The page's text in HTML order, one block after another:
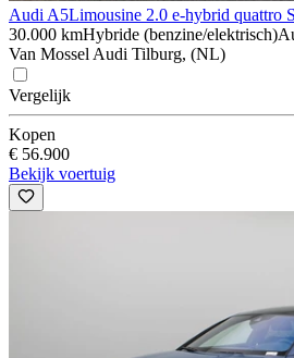
Audi A5Limousine 2.0 e-hybrid quattro
30.000 kmHybride (benzine/elektrisch)
Van Mossel Audi Tilburg, (NL)
Vergelijk
Kopen
€ 56.900
Bekijk voertuig